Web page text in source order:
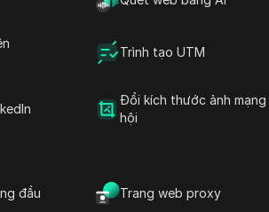
Trình tạo UTM
Đổi kích thước ảnh mạng
hội
đầu Trang web proxy
phố nổi tiếng trên